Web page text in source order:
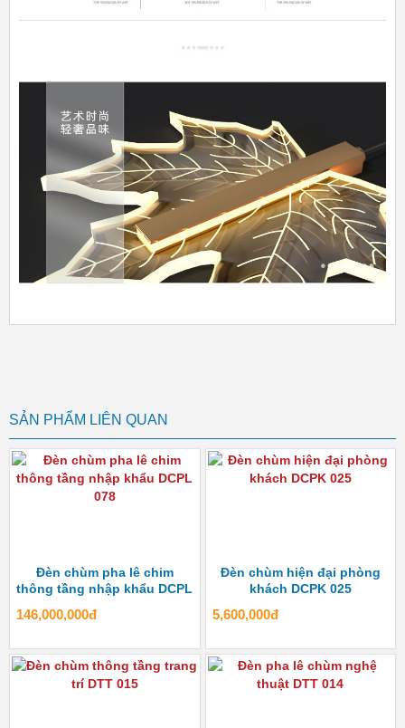
SẢN PHẨM LIÊN QUAN
Đèn chùm pha lê chim
thông tầng nhập khẩu DCPL
146,000,000đ
Đèn chùm hiện đại phòng
khách DCPK 025
5,600,000đ